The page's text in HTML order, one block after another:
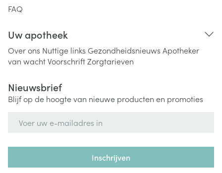
FAQ
Uw apotheek
Over ons Nuttige links Gezondheidsnieuws Apotheker
van wachtVoorschriftZorgtarieven
Nieuwsbrief
Blijf op de hoogte van nieuwe producten en promoties
Inschrijven